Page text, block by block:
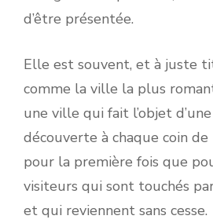
d’être présentée.
Elle est souvent, et à juste
comme la ville la plus
une ville qui fait l’objet
découverte à chaque coin
pour la première fois que
visiteurs qui sont touchés
et qui reviennent sans cesse.